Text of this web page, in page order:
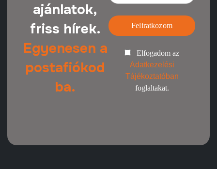
ajánlatok,
friss hírek.
Egyenesen a
postafiókod
ba.
Feliratkozom
Elfogadom az
Adatkezelési
Tájékoztatóban
foglaltakat.